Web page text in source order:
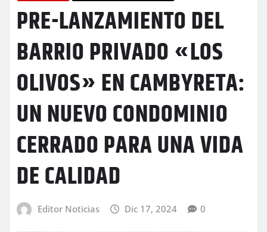
PRE-LANZAMIENTO DEL
BARRIO PRIVADO «LOS
OLIVOS» EN CAMBYRETA:
UN NUEVO CONDOMINIO
CERRADO PARA UNA VIDA
DE CALIDAD
Editor Noticias Dic 17, 2024 0